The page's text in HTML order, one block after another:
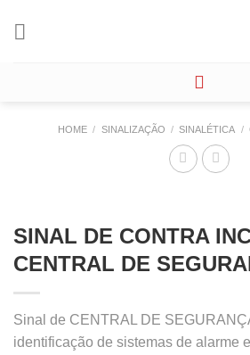
HOME / SINALIZAÇÃO / SINALÉTICA /
SINAL DE CONTRA
CENTRAL DE
Sinal de CENTRAL DE
identificação de sistemas de alarme